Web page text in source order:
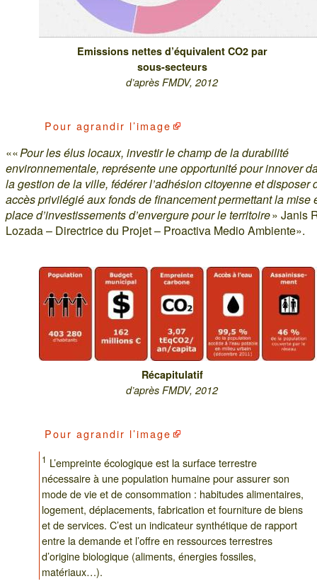
Emissions nettes d’équivalent CO2 par
sous-secteurs
d’après FMDV, 2012
Pour agrandir l’image
««Pour les élus locaux, investir le champ de la durabilité
environnementale, représente une opportunité pour innover
la gestion de la ville, fédérer l’adhésion citoyenne et disposer
accès privilégié aux fonds de financement permettant la mise
place d’investissements d’envergure pour le territoire» Janis
Lozada – Directrice du Projet – Proactiva Medio Ambiente».
Récapitulatif
d’après FMDV, 2012
Pour agrandir l’image
1 L’empreinte écologique est la surface terrestre
nécessaire à une population humaine pour assurer son
mode de vie et de consommation : habitudes alimentaires,
logement, déplacements, fabrication et fourniture de biens
et de services. C’est un indicateur synthétique de rapport
entre la demande et l’offre en ressources terrestres
d’origine biologique (aliments, énergies fossiles,
matériaux…).